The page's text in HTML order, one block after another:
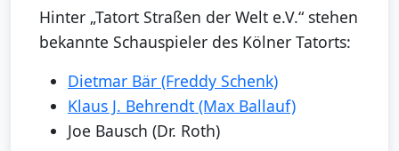
Hinter „Tatort Straßen der Welt e.V.“ stehen
bekannte Schauspieler des Kölner Tatorts:
Dietmar Bär (Freddy Schenk)
Klaus J. Behrendt (Max Ballauf)
Joe Bausch (Dr. Roth)